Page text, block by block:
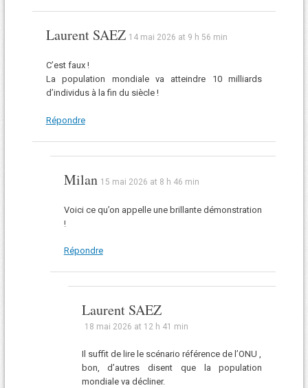
Laurent SAEZ 14 mai 2026 at 9 h 56 min
C’est faux !
La population mondiale va atteindre 10 milliards
d’individus à la fin du siècle !
Répondre
Milan 15 mai 2026 at 8 h 46 min
Voici ce qu’on appelle une brillante démonstration
!
Répondre
Laurent SAEZ
18 mai 2026 at 12 h 41 min
Il suffit de lire le scénario référence de l’ONU ,
bon, d’autres disent que la population
mondiale va décliner.